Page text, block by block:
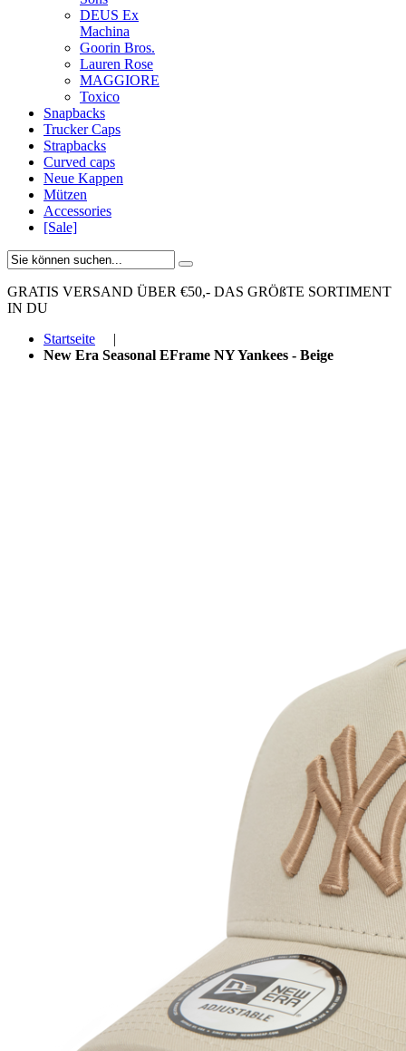
DEUS Ex
Machina
Goorin Bros.
Lauren Rose
MAGGIORE
Toxico
Snapbacks
Trucker Caps
Strapbacks
Curved caps
Neue Kappen
Mützen
Accessories
[Sale]
GRATIS VERSAND ÜBER €50,- DAS GRÖßTE SORTIMENT
IN DU
Startseite
|
New Era Seasonal EFrame NY Yankees - Beige